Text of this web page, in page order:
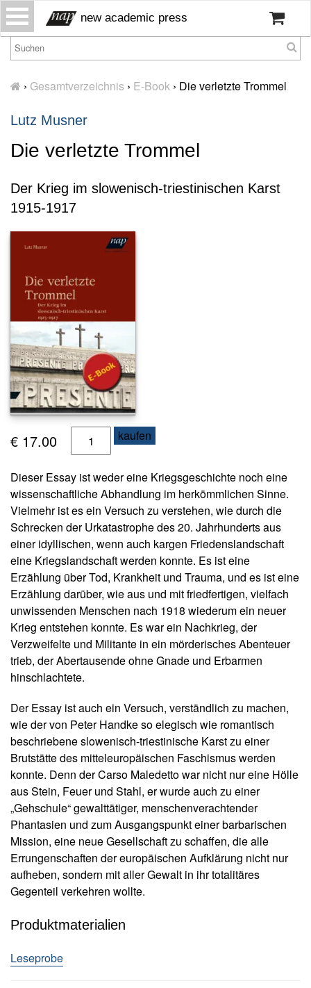
S
i
H
m
ir
er
u
s
s
e
N
e
w
sl
tt
K
o
n
k
t
A
u
s
e
f
r
u
n
g
u
t
o
r*
i
n
e
e
u
new academic press
› Gesamtverzeichnis › E-Book › Die verletzte Trommel
Lutz Musner
Die verletzte Trommel
Der Krieg im slowenisch-triestinischen Karst
1915-1917
€ 17.00
i
v
e
r
l
e
t
z
t
e
T
r
o
m
m
e
l
M
e
n
g
e
kaufen
Dieser Essay ist weder eine Kriegsgeschichte noch eine
wissenschaftliche Abhandlung im herkömmlichen Sinne.
Vielmehr ist es ein Versuch zu verstehen, wie durch die
Schrecken der Urkatastrophe des 20. Jahrhunderts aus
einer idyllischen, wenn auch kargen Friedenslandschaft
eine Kriegslandschaft werden konnte. Es ist eine
Erzählung über Tod, Krankheit und Trauma, und es ist eine
Erzählung darüber, wie aus und mit friedfertigen, vielfach
unwissenden Menschen nach 1918 wiederum ein neuer
Krieg entstehen konnte. Es war ein Nachkrieg, der
Verzweifelte und Militante in ein mörderisches Abenteuer
trieb, der Abertausende ohne Gnade und Erbarmen
hinschlachtete.
Der Essay ist auch ein Versuch, verständlich zu machen,
wie der von Peter Handke so elegisch wie romantisch
beschriebene slowenisch-triestinische Karst zu einer
Brutstätte des mitteleuropäischen Faschismus werden
konnte. Denn der Carso Maledetto war nicht nur eine Hölle
aus Stein, Feuer und Stahl, er wurde auch zu einer
„Gehschule“ gewalttätiger, menschenverachtender
Phantasien und zum Ausgangspunkt einer barbarischen
Mission, eine neue Gesellschaft zu schaffen, die alle
Errungenschaften der europäischen Aufklärung nicht nur
aufheben, sondern mit aller Gewalt in ihr totalitäres
Gegenteil verkehren wollte.
Produktmaterialien
Leseprobe